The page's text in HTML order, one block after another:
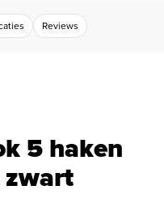
Reviews
5 haken